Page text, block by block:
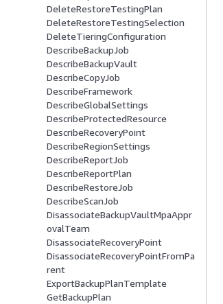
DeleteRestoreTestingPlan
DeleteRestoreTestingSelection
DeleteTieringConfiguration
DescribeBackupJob
DescribeBackupVault
DescribeCopyJob
DescribeFramework
DescribeGlobalSettings
DescribeProtectedResource
DescribeRecoveryPoint
DescribeRegionSettings
DescribeReportJob
DescribeReportPlan
DescribeRestoreJob
DescribeScanJob
DisassociateBackupVaultMpaAppr
ovalTeam
DisassociateRecoveryPoint
DisassociateRecoveryPointFromPa
rent
ExportBackupPlanTemplate
GetBackupPlan